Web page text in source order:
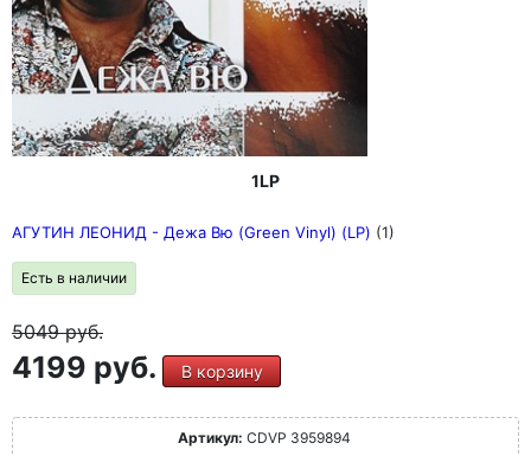
1LP
АГУТИН ЛЕОНИД - Дежа Вю (Green Vinyl) (LP) (1)
Есть в наличии
5049руб.
4199 руб. В корзину
Артикул: CDVP 3959894